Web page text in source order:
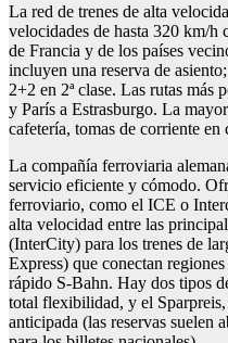
La red de trenes de alta
velocidades de hasta 320 km/h
de Francia y de los países
incluyen una reserva de
2+2 en 2ª clase. Las rutas más
y París a Estrasburgo. La
cafetería, tomas de corriente
La compañía ferroviaria
servicio eficiente y cómodo.
ferroviario, como el ICE o
alta velocidad entre las
(InterCity) para los trenes de
Express) que conectan
rápido S-Bahn. Hay dos tipos
total flexibilidad, y el
anticipada (las reservas suelen